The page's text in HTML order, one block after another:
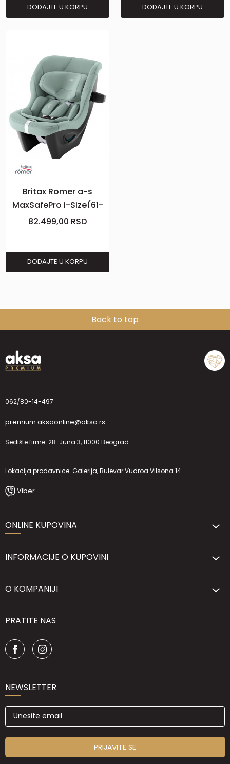
DODAJTE U KORPU DODAJTE U KORPU
Britax Romer a-s
MaxSafePro i-Size(61-
125cm),JGren
82.499,00 RSD
DODAJTE U KORPU
Back to top
062/80-14-497
premium.aksaonline@aksa.rs
Sedište firme: 28. Juna 3, 11000 Beograd
Lokacija prodavnice: Galerija, Bulevar Vudroa Vilsona 14
Viber
ONLINE KUPOVINA
INFORMACIJE O KUPOVINI
O KOMPANIJI
PRATITE NAS
NEWSLETTER
PRIJAVITE SE